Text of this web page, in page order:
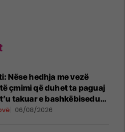
Nëse hedhja me vezë
çmimi që duhet ta paguaj
takuar e bashkëbiseduar
lumtur ta bëj këtë
06/08/2026